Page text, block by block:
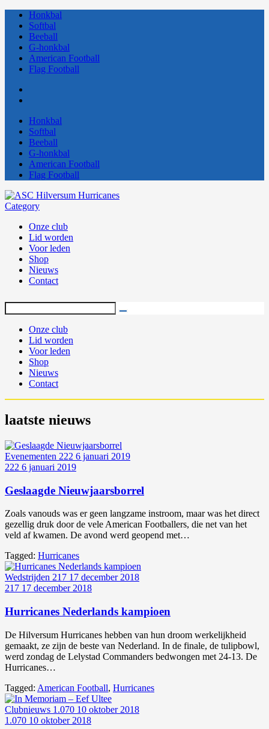
Honkbal
Softbal
Beeball
G-honkbal
American Football
Flag Football
Honkbal
Softbal
Beeball
G-honkbal
American Football
Flag Football
Category
Onze club
Lid worden
Voor leden
Shop
Nieuws
Contact
Onze club
Lid worden
Voor leden
Shop
Nieuws
Contact
laatste nieuws
Evenementen 222 6 januari 2019
222 6 januari 2019
Geslaagde Nieuwjaarsborrel
Zoals vanouds was er geen langzame instroom, maar was het direct
gezellig druk door de vele American Footballers, die net van het
veld af kwamen. De avond werd geopend met…
Tagged: Hurricanes
Wedstrijden 217 17 december 2018
217 17 december 2018
Hurricanes Nederlands kampioen
De Hilversum Hurricanes hebben van hun droom werkelijkheid
gemaakt, ze zijn de beste van Nederland. In de finale, de tulipbowl,
werd zondag de Lelystad Commanders bedwongen met 24-13. De
Hurricanes…
Tagged: American Football, Hurricanes
Clubnieuws 1.070 10 oktober 2018
1.070 10 oktober 2018